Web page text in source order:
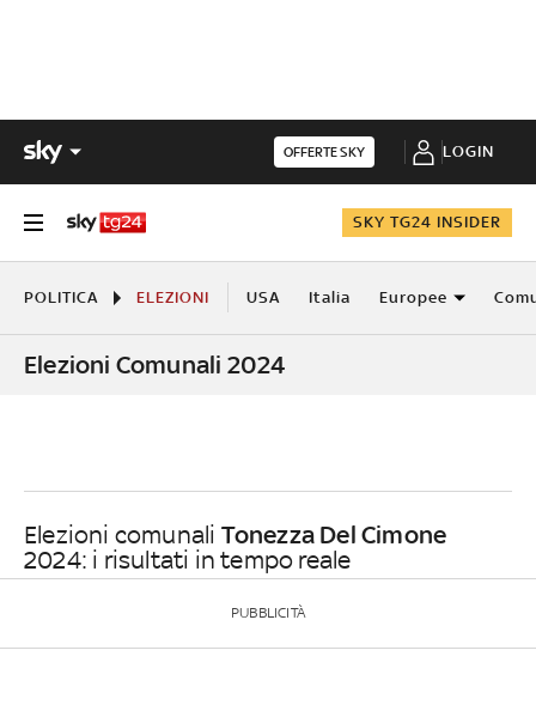
OFFERTE SKY LOGIN
SKY TG24 INSIDER
POLITICA ELEZIONI USA Italia Europee
Elezioni Comunali 2024
Elezioni comunali Tonezza Del Cimone
2024: i risultati in tempo reale
PUBBLICITÀ